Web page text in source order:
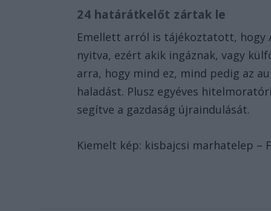
24 határátkelőt zártak le
Emellett arról is tájékoztatott, hogy
nyitva, ezért akik ingáznak, vagy
arra, hogy mind ez, mind pedig az
haladást. Plusz egyéves
segítve a gazdaság újraindulását.
Kiemelt kép: kisbajcsi marhatelep –